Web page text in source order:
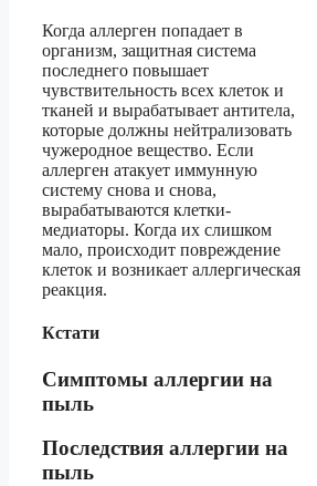
Когда аллерген попадает в
организм, защитная система
последнего повышает
чувствительность всех клеток и
тканей и вырабатывает антитела,
которые должны нейтрализовать
чужеродное вещество. Если
аллерген атакует иммунную
систему снова и снова,
вырабатываются клетки-
медиаторы. Когда их слишком
мало, происходит повреждение
клеток и возникает аллергическая
реакция.
Кстати
Симптомы аллергии на
пыль
Последствия аллергии на
пыль